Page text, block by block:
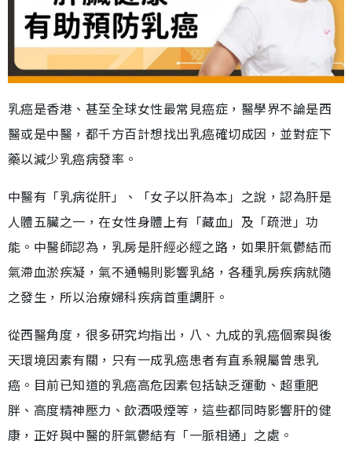
乳癌是香港、甚至全球女性最常見癌症，醫學界不論是西
醫或是中醫，都千方百計想找出乳癌確切成因，並對症下
藥以減少乳癌病發率。
中醫有「乳病從肝」、「女子以肝為本」之說，認為肝是
人體五臟之一，在女性身體上有「藏血」及「疏泄」功
能。中醫師認為，乳房是肝經必經之路，如果肝氣鬱結而
氣滯血淤疾凝，氣不通暢則影響乳絡，各種乳房疾病就隨
之發生，所以治療婦科疾病首重調肝。
從西醫角度，很多研究均指出，八、九成的乳癌個案與後
天環境因素有關，只有一成乳癌患者有直系親屬曾患乳
癌。目前已知道的乳癌高危因素包括缺乏運動、超重肥
胖、高度精神壓力、飲酒吸煙等，這些都同時影響肝的健
康，正好與中醫的肝氣鬱結有「一脈相通」之處。